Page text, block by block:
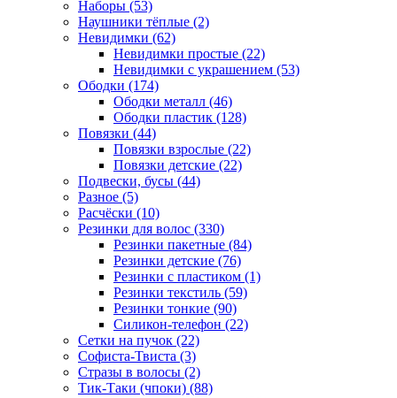
Наборы (53)
Наушники тёплые (2)
Невидимки (62)
Невидимки простые (22)
Невидимки с украшением (53)
Ободки (174)
Ободки металл (46)
Ободки пластик (128)
Повязки (44)
Повязки взрослые (22)
Повязки детские (22)
Подвески, бусы (44)
Разное (5)
Расчёски (10)
Резинки для волос (330)
Резинки пакетные (84)
Резинки детские (76)
Резинки с пластиком (1)
Резинки текстиль (59)
Резинки тонкие (90)
Силикон-телефон (22)
Сетки на пучок (22)
Софиста-Твиста (3)
Стразы в волосы (2)
Тик-Таки (чпоки) (88)